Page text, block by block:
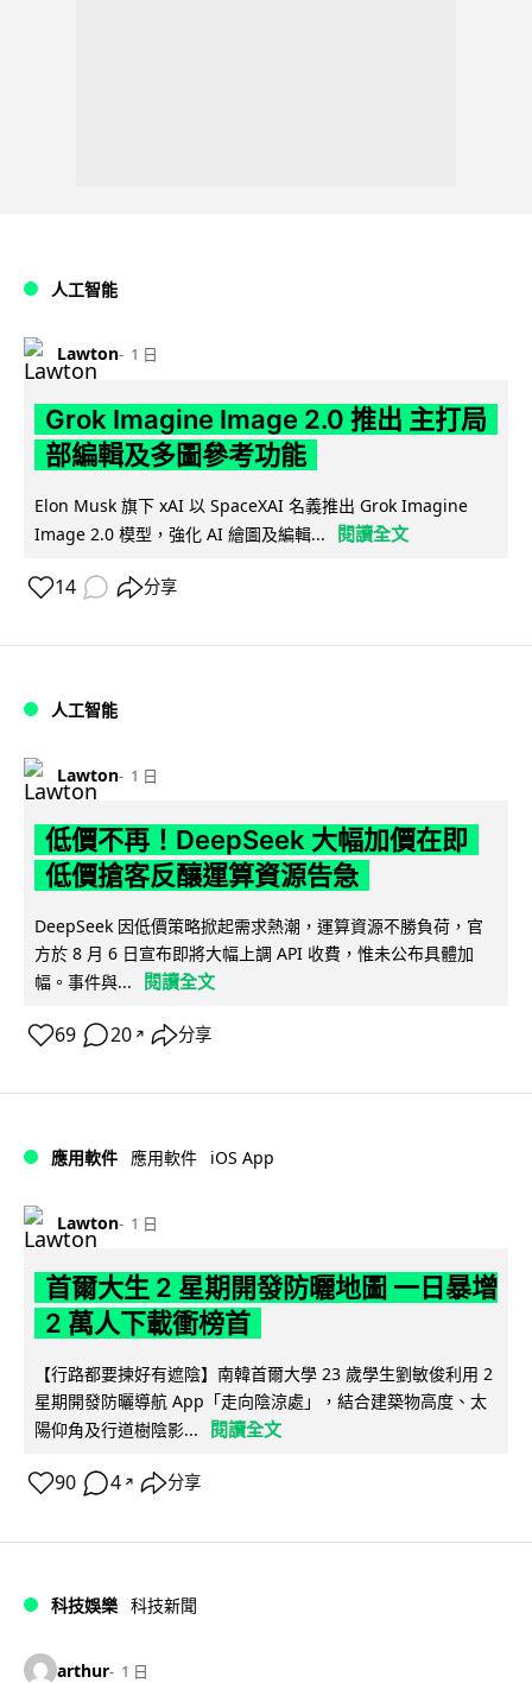
人工智能
Lawton 1 日
Grok Imagine Image 2.0 推出 主打局
部編輯及多圖參考功能
Elon Musk 旗下 xAI 以 SpaceXAI 名義推出 Grok Imagine
Image 2.0 模型，強化 AI 繪圖及編輯...
閱讀全文
14 分享
人工智能
Lawton 1 日
低價不再！DeepSeek 大幅加價在即
低價搶客反釀運算資源告急
DeepSeek 因低價策略掀起需求熱潮，運算資源不勝負荷，官
方於 8 月 6 日宣布即將大幅上調 API 收費，惟未公布具體加
幅。事件與...
閱讀全文
69 20 ↗ 分享
應用軟件 應用軟件 iOS App
Lawton 1 日
首爾大生 2 星期開發防曬地圖 一日暴增
2 萬人下載衝榜首
【行路都要揀好有遮陰】南韓首爾大學 23 歲學生劉敏俊利用 2
星期開發防曬導航 App「走向陰涼處」，結合建築物高度、太
陽仰角及行道樹陰影...
閱讀全文
90 4 ↗ 分享
科技娛樂 科技新聞
arthur 1 日